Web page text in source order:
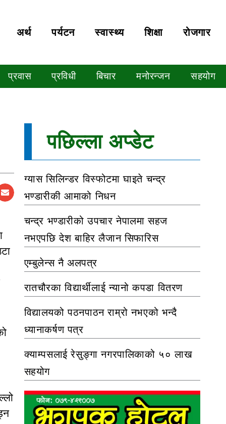
अर्थ पर्यटन स्वास्थ्य शिक्षा रोजगार
प्रवास प्रविधी बिचार मनोरन्जन सहयोग
पछिल्ला अप्डेट
ग्यास सिलिन्डर विस्फोटमा घाइते चन्द्र
भण्डारीकी आमाको निधन
चन्द्र भण्डारीको उपचार नेपालमा सहज
नभएपछि देश बाहिर लैजान सिफारिस
एम्बुलेन्स नै अलपत्र
रातचौरका विद्यार्थीलाई न्यानो कपडा वितरण
विद्यालयको पठनपाठन राम्रो नभएको भन्दै
ध्यानाकर्षण पत्र
क्याम्पसलाई रेसुङ्गा नगरपालिकाको ५० लाख
सहयोग